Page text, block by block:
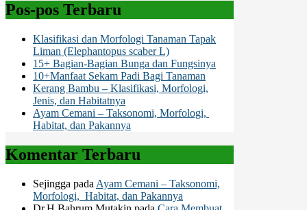
Pos-pos Terbaru
Klasifikasi dan Morfologi Tanaman Tapak
Liman (Elephantopus scaber L)
15+ Bagian-Bagian Bunga dan Fungsinya
10+Manfaat Sekam Padi Bagi Tanaman
Kerang Bambu – Klasifikasi, Morfologi,
Jenis, dan Habitatnya
Ayam Cemani – Taksonomi, Morfologi,
Habitat, dan Pakannya
Komentar Terbaru
Sejingga pada Ayam Cemani – Taksonomi,
Morfologi, Habitat, dan Pakannya